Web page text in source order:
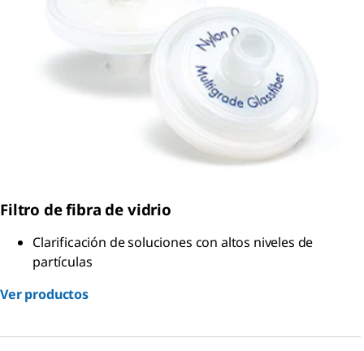
Filtro de fibra de vidrio
Clarificación de soluciones con altos niveles de
partículas
Ver productos